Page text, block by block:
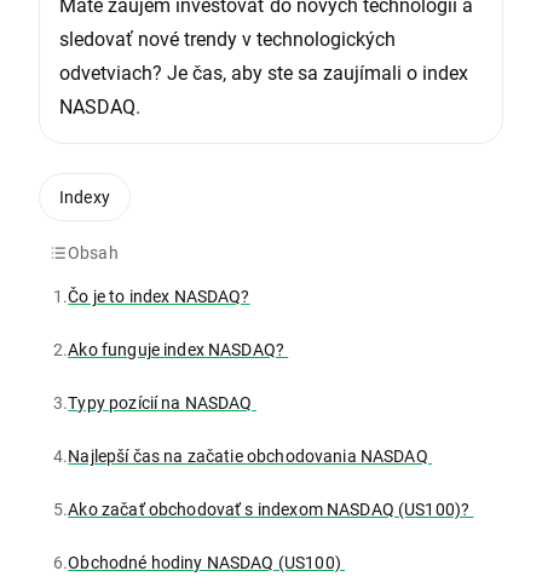
sledovať nové trendy v technologických
odvetviach? Je čas, aby ste sa zaujímali o index
NASDAQ.
Obsah
1.Čo je to index NASDAQ?
2.Ako funguje index NASDAQ?
3.Typy pozícií na NASDAQ
4.Najlepší čas na začatie obchodovania NASDAQ
5.Ako začať obchodovať s indexom NASDAQ (US100)?
6.Obchodné hodiny NASDAQ (US100)
Indexy